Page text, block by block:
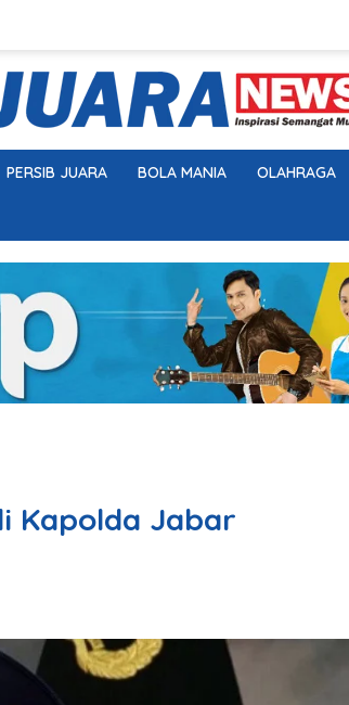
PERSIB JUARA BOLA MANIA OLAHRAGA
Kapolda Jabar